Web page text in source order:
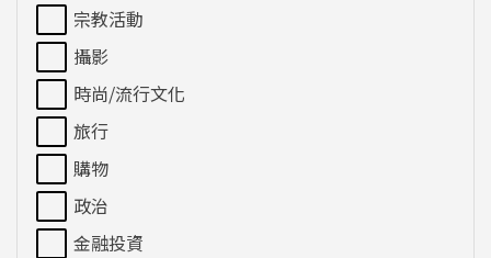
宗教活動
攝影
時尚/流行文化
旅行
購物
政治
金融投資